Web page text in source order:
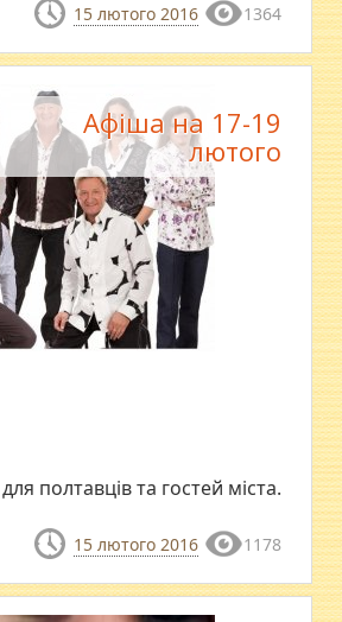
15 лютого 2016 1364
Афіша на 17-19
лютого
полтавців та гостей міста.
15 лютого 2016 1178